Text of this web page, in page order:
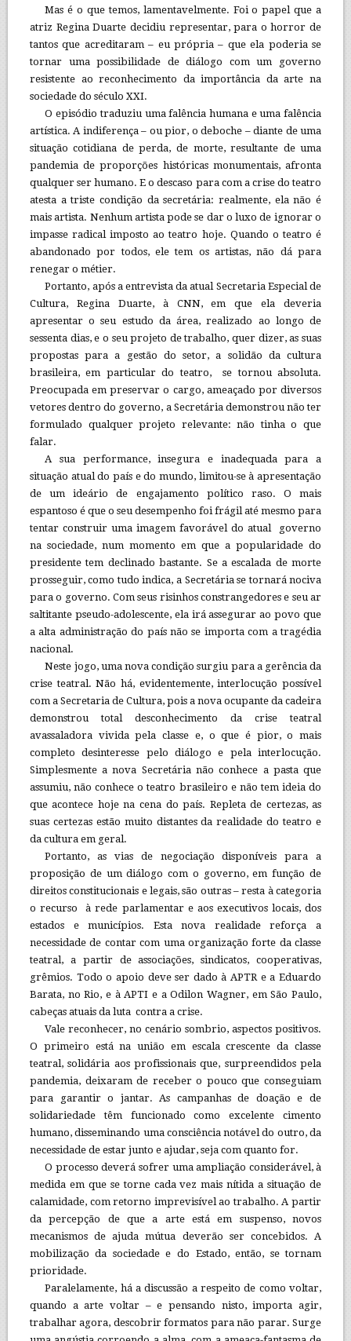
Mas é o que temos, lamentavelmente. Foi o papel que a
atriz Regina Duarte decidiu representar, para o horror de
tantos que acreditaram – eu própria – que ela poderia se
tornar uma possibilidade de diálogo com um governo
resistente ao reconhecimento da importância da arte na
sociedade do século XXI.
O episódio traduziu uma falência humana e uma falência
artística. A indiferença – ou pior, o deboche – diante de uma
situação cotidiana de perda, de morte, resultante de uma
pandemia de proporções históricas monumentais, afronta
qualquer ser humano. E o descaso para com a crise do teatro
atesta a triste condição da secretária: realmente, ela não é
mais artista. Nenhum artista pode se dar o luxo de ignorar o
impasse radical imposto ao teatro hoje. Quando o teatro é
abandonado por todos, ele tem os artistas, não dá para
renegar o métier.
Portanto, após a entrevista da atual Secretaria Especial de
Cultura, Regina Duarte, à CNN, em que ela deveria
apresentar o seu estudo da área, realizado ao longo de
sessenta dias, e o seu projeto de trabalho, quer dizer, as suas
propostas para a gestão do setor, a solidão da cultura
brasileira, em particular do teatro, se tornou absoluta.
Preocupada em preservar o cargo, ameaçado por diversos
vetores dentro do governo, a Secretária demonstrou não ter
formulado qualquer projeto relevante: não tinha o que
falar.
A sua performance, insegura e inadequada para a
situação atual do país e do mundo, limitou-se à apresentação
de um ideário de engajamento político raso. O mais
espantoso é que o seu desempenho foi frágil até mesmo para
tentar construir uma imagem favorável do atual governo
na sociedade, num momento em que a popularidade do
presidente tem declinado bastante. Se a escalada de morte
prosseguir, como tudo indica, a Secretária se tornará nociva
para o governo. Com seus risinhos constrangedores e seu ar
saltitante pseudo-adolescente, ela irá assegurar ao povo que
a alta administração do país não se importa com a tragédia
nacional.
Neste jogo, uma nova condição surgiu para a gerência da
crise teatral. Não há, evidentemente, interlocução possível
com a Secretaria de Cultura, pois a nova ocupante da cadeira
demonstrou total desconhecimento da crise teatral
avassaladora vivida pela classe e, o que é pior, o mais
completo desinteresse pelo diálogo e pela interlocução.
Simplesmente a nova Secretária não conhece a pasta que
assumiu, não conhece o teatro brasileiro e não tem ideia do
que acontece hoje na cena do país. Repleta de certezas, as
suas certezas estão muito distantes da realidade do teatro e
da cultura em geral.
Portanto, as vias de negociação disponíveis para a
proposição de um diálogo com o governo, em função de
direitos constitucionais e legais, são outras – resta à categoria
o recurso à rede parlamentar e aos executivos locais, dos
estados e municípios. Esta nova realidade reforça a
necessidade de contar com uma organização forte da classe
teatral, a partir de associações, sindicatos, cooperativas,
grêmios. Todo o apoio deve ser dado à APTR e a Eduardo
Barata, no Rio, e à APTI e a Odilon Wagner, em São Paulo,
cabeças atuais da luta contra a crise.
Vale reconhecer, no cenário sombrio, aspectos positivos.
O primeiro está na união em escala crescente da classe
teatral, solidária aos profissionais que, surpreendidos pela
pandemia, deixaram de receber o pouco que conseguiam
para garantir o jantar. As campanhas de doação e de
solidariedade têm funcionado como excelente cimento
humano, disseminando uma consciência notável do outro, da
necessidade de estar junto e ajudar, seja com quanto for.
O processo deverá sofrer uma ampliação considerável, à
medida em que se torne cada vez mais nítida a situação de
calamidade, com retorno imprevisível ao trabalho. A partir
da percepção de que a arte está em suspenso, novos
mecanismos de ajuda mútua deverão ser concebidos. A
mobilização da sociedade e do Estado, então, se tornam
prioridade.
Paralelamente, há a discussão a respeito de como voltar,
quando a arte voltar – e pensando nisto, importa agir,
trabalhar agora, descobrir formatos para não parar. Surge